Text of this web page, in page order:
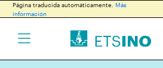
Página traducida automáticamente. Más
información